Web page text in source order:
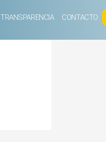
TRANSPARENCIA CONTACTO